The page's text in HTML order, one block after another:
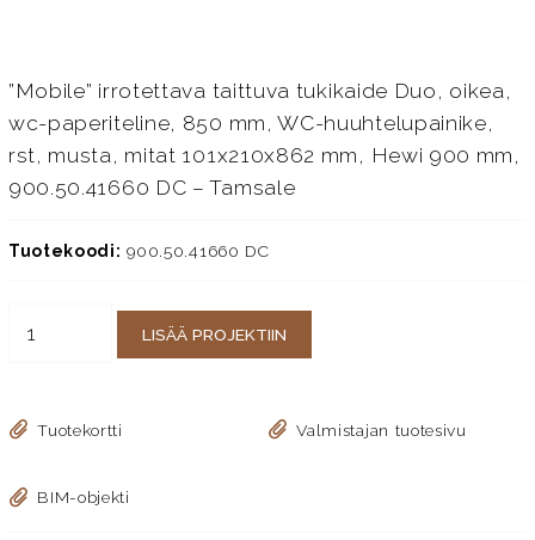
”Mobile” irrotettava taittuva tukikaide Duo, oikea,
wc-paperiteline, 850 mm, WC-huuhtelupainike,
rst, musta, mitat 101x210x862 mm, Hewi 900 mm,
900.50.41660 DC – Tamsale
Tuotekoodi: 900.50.41660 DC
LISÄÄ PROJEKTIIN
Tuotekortti Valmistajan tuotesivu
BIM-objekti